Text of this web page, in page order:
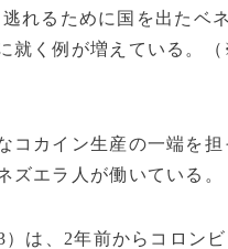
れるために国を出たベ
就く例が増えている。
カイン生産の一端を
ズエラ人が働いている。
は、2年前からコロン